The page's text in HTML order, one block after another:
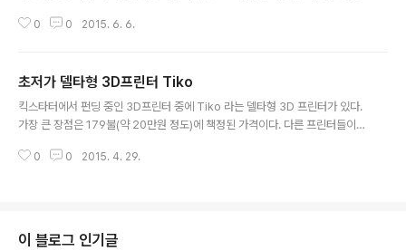
있기 때문이다. 전에 사용하던 프린터(구형 UP! 3d printer)는 노즐의 높이를
마크가 테스트 프린트되어있는 상태로 포장이 되어 있었다. 여기서 RexBot 이
라는 플라스틱만 떼어 냈어야 했는데 그 밑의 노란색 마스킹 테입까지 모두 제
거를 해 버렸다. 이 상태로 오토레벨링을 수행해 보니 센서가 반응하지 ..
0 0 2015. 6. 6.
초저가 델타형 3D프린터 Tiko
킥스타터에서 펀딩 중인 3D프린터 중에 Tiko 라는 델타형 3D 프린터가 있다.
가장 큰 장점은 179불(약 20만원 정도)에 책정된 가격이다. 다른 프린터들이
획기적으로 낮은 가격이다. 델타형이란 세 축이 직각으로 맞물린 직교형 플린터
는 꽤 크다. 제조사의 스펙에 의하면 최대 125x125x125mm 크기로 인쇄할
0 0 2015. 4. 29.
이 블로그 인기글